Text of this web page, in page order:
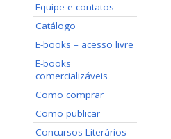
Equipe e contatos
Catálogo
E-books – acesso livre
E-books
comercializáveis
Como comprar
Como publicar
Concursos Literários